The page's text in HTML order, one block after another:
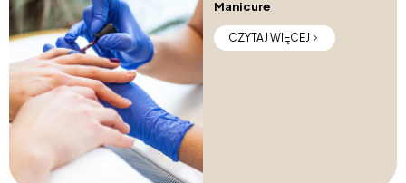
Manicure
CZYTAJ WIĘCEJ